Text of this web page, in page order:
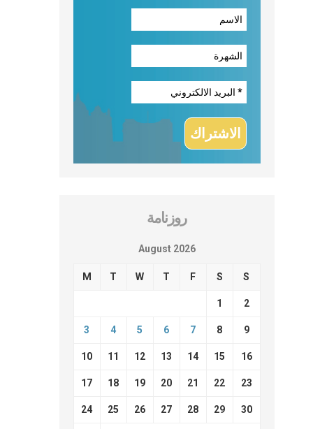
روزنامة
August 2026
M T W T F S S
1 2
3 4 5 6 7 8 9
10 11 12 13 14 15 16
17 18 19 20 21 22 23
24 25 26 27 28 29 30